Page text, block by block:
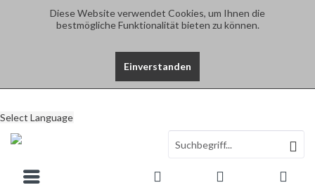
Diese Website verwendet Cookies, um Ihnen die
bestmögliche Funktionalität bieten zu können.
Einverstanden
Select Language